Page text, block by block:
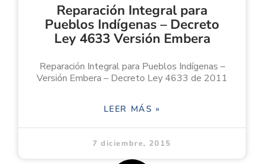
Reparación Integral para
Pueblos Indígenas – Decreto
Ley 4633 Versión Embera
Reparación Integral para Pueblos Indígenas –
Versión Embera – Decreto Ley 4633 de 2011
LEER MÁS »
7 diciembre, 2015